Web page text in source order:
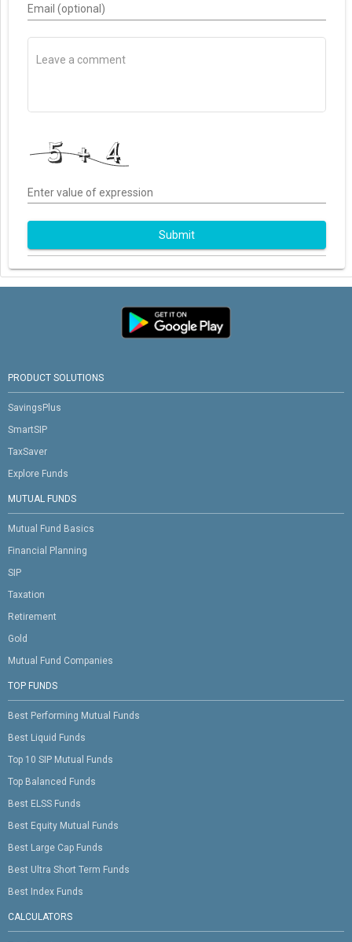
Email (optional)
Enter value of expression
Submit
PRODUCT SOLUTIONS
SavingsPlus
SmartSIP
TaxSaver
Explore Funds
MUTUAL FUNDS
Mutual Fund Basics
Financial Planning
SIP
Taxation
Retirement
Gold
Mutual Fund Companies
TOP FUNDS
Best Performing Mutual Funds
Best Liquid Funds
Top 10 SIP Mutual Funds
Top Balanced Funds
Best ELSS Funds
Best Equity Mutual Funds
Best Large Cap Funds
Best Ultra Short Term Funds
Best Index Funds
CALCULATORS